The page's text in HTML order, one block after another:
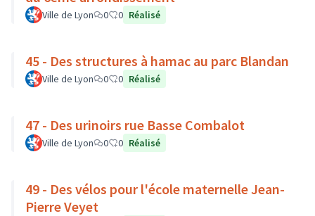
Ville de Lyon 0 0 Réalisé
45 - Des structures à hamac au parc Blandan
Ville de Lyon 0 0 Réalisé
47 - Des urinoirs rue Basse Combalot
Ville de Lyon 0 0 Réalisé
49 - Des vélos pour l'école maternelle Jean-
Pierre Veyet